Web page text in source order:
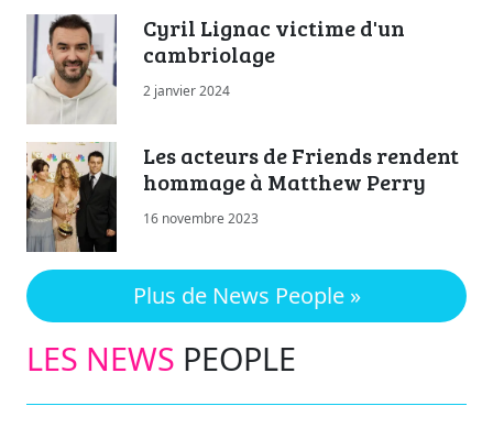
Cyril Lignac victime d'un
cambriolage
2 janvier 2024
Les acteurs de Friends rendent
hommage à Matthew Perry
16 novembre 2023
Plus de News People »
LES NEWS PEOPLE